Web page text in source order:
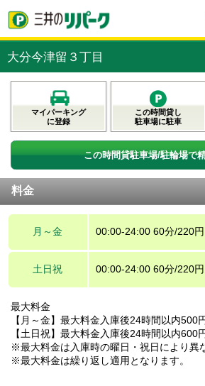
大分今津留３丁目
マイパーキング
に登録
この時間貸し
駐車場に駐車
この時間貸駐車場/駐輪場で
料金
月～金 00:00-24:00 60分/220円
土日祝 00:00-24:00 60分/220円
最大料金
【月～金】最大料金入庫後24時間以内500
【土日祝】最大料金入庫後24時間以内600
※最大料金は入庫時の曜日・祝日により異
※最大料金は繰り返し適用となります。